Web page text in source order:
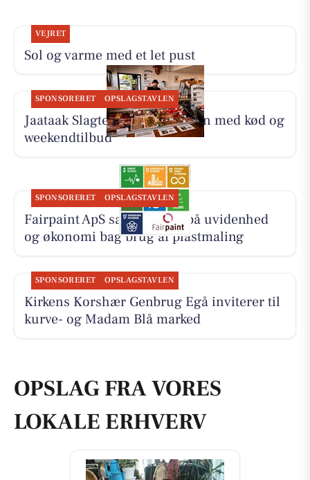
VEJRET
Sol og varme med et let pust
SPONSORERET OPSLAGSTAVLEN
Jaataak Slagteren fylder disken med kød og
weekendtilbud
SPONSORERET OPSLAGSTAVLEN
Fairpaint ApS sætter fokus på uvidenhed
og økonomi bag brug af plastmaling
SPONSORERET OPSLAGSTAVLEN
Kirkens Korshær Genbrug Egå inviterer til
kurve- og Madam Blå marked
OPSLAG FRA VORES
LOKALE ERHVERV